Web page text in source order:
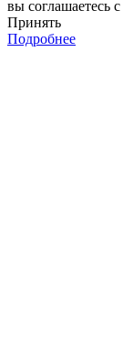
вы соглашаетесь с
Принять
Подробнее